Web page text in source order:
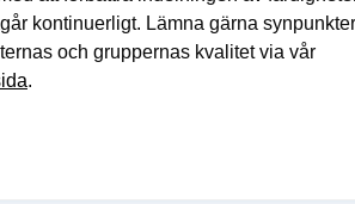
kontinuerligt. Lämna gärna
och gruppernas kvalitet via vår
.